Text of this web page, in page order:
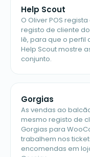
Help Scout
O Oliver POS
registo de cliente
lê, para que o perfil
Help Scout mostre
conjunto.
Gorgias
As vendas ao
mesmo registo de
Gorgias para
trabalhem nos
encomendas em